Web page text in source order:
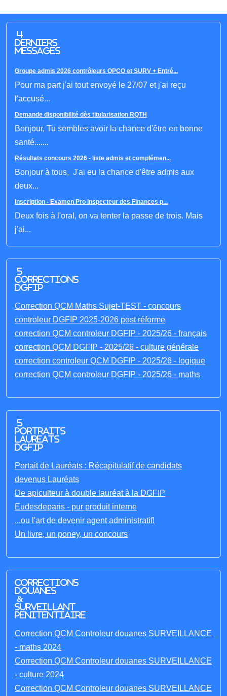
4
derniers
messages
Groupe admis 2026 contrôleurs OPCO et SURV + Entré...
Pour ma part j'ai tout envoyé le 27/07 et j'ai reçu
l'accusé...
Demande disponibilité dès titularisation RQTH
Bonjour, Tu sembles avoir la chance d'être en bonne
santé.......
Résultats concours 2026 - liste admis et complémen...
Bonjour à tous, J'ai eu la chance d'être admis aux
deux...
Inscription - Examen Pro Inspecteur des Finances p...
Deux fois à l'oral, on va tenter la passe de trois. Mais
j'ai...
5
corrections
DGFIP
Correction QCM Maths Sujet-TEST - concours
controleur DGFIP 2025-2026 post réforme
correction QCM controleur DGFIP - 2025/26 - français
correction QCM DGFIP - 2025/26 - culture générale
correction controleur QCM DGFIP - 2025/26 - logique
correction QCM controleur DGFIP - 2025/26 - maths
5
portraits
laureats
DGFIP
Portait de Lauréats : Récapitulatif de candidats
devenus Lauréats
De apiculteur à double lauréat à la DGFIP
Eudesdeparis - pur produit interne
...ou l'art de devenir agent administratif!
Un livre, un poney, un concours
Corrections
Douanes
&
Surveillant
penitentiaire
Correction QCM Controleur douanes SURVEILLANCE
- maths 2024
Correction QCM Controleur douanes SURVEILLANCE
- culture 2024
Correction QCM Controleur douanes SURVEILLANCE